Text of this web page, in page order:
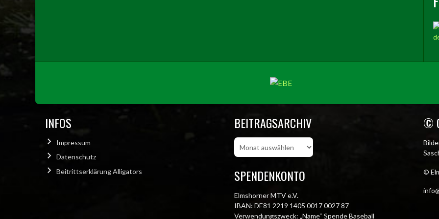
INFOS
Impressum
Datenschutz
Beitrittserklärung Alligators
BEITRAGSARCHIV
Beitragsarchiv
SPENDENKONTO
Elmshorner MTV e.V.
IBAN: DE81 2219 1405 0017 0027 87
Verwendungszweck: „Name“ Spende Baseball
©
©